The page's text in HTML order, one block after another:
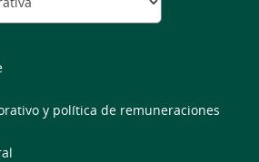
y política de remuneraciones